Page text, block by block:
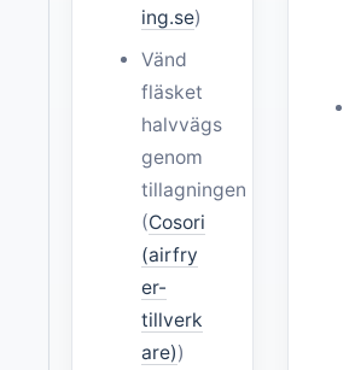
ing.se)
Vänd
fläsket
halvvägs
genom
tillagningen
(Cosori
(airfry
er-
tillverk
are))